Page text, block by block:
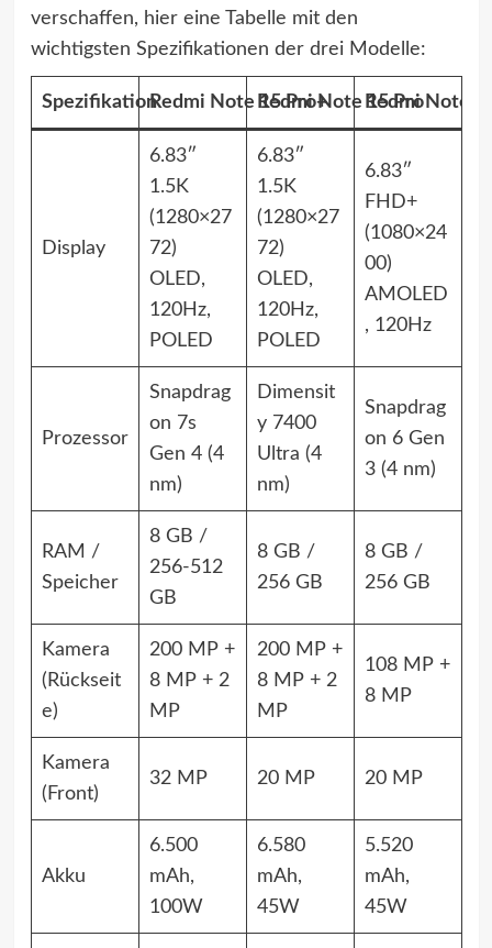
verschaffen, hier eine Tabelle mit den
wichtigsten Spezifikationen der drei Modelle:
SpezifikationRedmi Note 15 Pro+Redmi Note 15 Pro
Redmi Note
Display
6.83″
1.5K
(1280×27
72)
OLED,
120Hz,
POLED
6.83″
1.5K
(1280×27
72)
OLED,
120Hz,
POLED
6.83″
FHD+
(1080×24
00)
AMOLED
, 120Hz
Prozessor
Snapdrag
on 7s
Gen 4 (4
nm)
Dimensit
y 7400
Ultra (4
nm)
Snapdrag
on 6 Gen
3 (4 nm)
RAM /
Speicher
8 GB /
256-512
GB
8 GB /
256 GB
8 GB /
256 GB
Kamera
(Rückseit
e)
200 MP +
8 MP + 2
MP
200 MP +
8 MP + 2
MP
108 MP +
8 MP
Kamera
(Front)
32 MP 20 MP 20 MP
Akku
6.500
mAh,
100W
6.580
mAh,
45W
5.520
mAh,
45W